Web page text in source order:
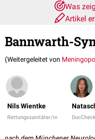
Was
Artikel
Bannwarth-
(Weitergeleitet von
Nils Wientke
Rettungssanitäter/in